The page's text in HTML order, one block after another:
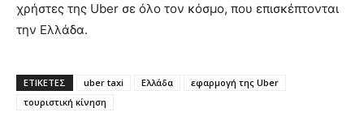
χρήστες της Uber σε όλο τον κόσμο, που επισκέπτονται
την Ελλάδα.
ΕΤΙΚΕΤΕΣ uber taxi Ελλάδα
εφαρμογή της Uber
τουριστική κίνηση